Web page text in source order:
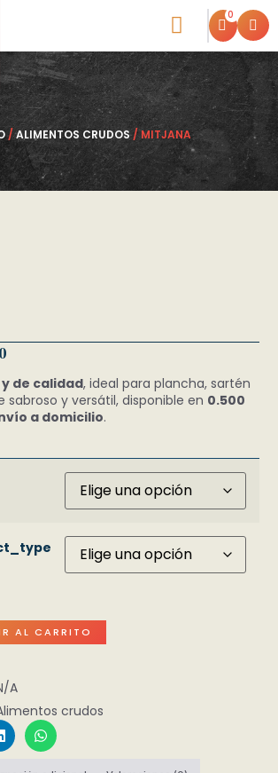
0
/ALIMENTOS CRUDOS/ MITJANA
de calidad, ideal para plancha, sartén
sabroso y versátil, disponible en 0.500
a domicilio.
AL CARRITO
A
crudos